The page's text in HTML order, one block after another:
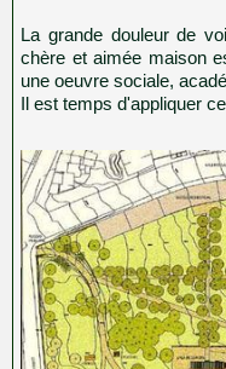
La grande douleur de
chère et aimée maison
une oeuvre sociale,
Il est temps d'appliquer